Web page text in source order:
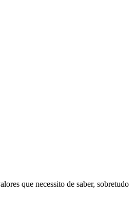
que necessito de saber, sobretudo